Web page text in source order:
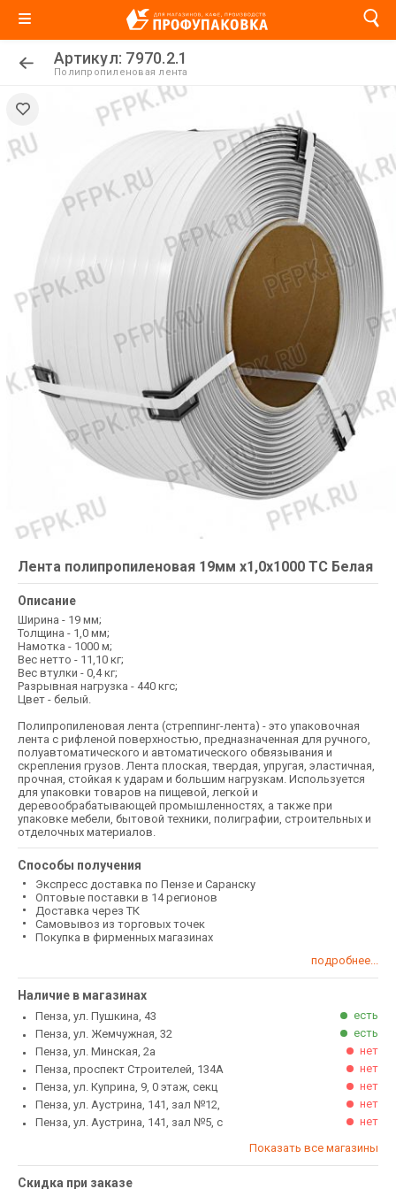
Артикул: 7970.2.1
Полипропиленовая лента
Лента полипропиленовая 19мм х1,0х1000 ТС Белая
Описание
Ширина - 19 мм;
Толщина - 1,0 мм;
Намотка - 1000 м;
Вес нетто - 11,10 кг;
Вес втулки - 0,4 кг;
Разрывная нагрузка - 440 кгс;
Цвет - белый.
Полипропиленовая лента (стреппинг-лента) - это упаковочная
лента с рифленой поверхностью, предназначенная для ручного,
полуавтоматического и автоматического обвязывания и
скрепления грузов. Лента плоская, твердая, упругая, эластичная,
прочная, стойкая к ударам и большим нагрузкам. Используется
для упаковки товаров на пищевой, легкой и
деревообрабатывающей промышленностях, а также при
упаковке мебели, бытовой техники, полиграфии, строительных и
отделочных материалов.
Способы получения
Экспресс доставка по Пензе и Саранску
Оптовые поставки в 14 регионов
Доставка через ТК
Самовывоз из торговых точек
Покупка в фирменных магазинах
подробнее...
Наличие в магазинах
Пенза, ул. Пушкина, 43
есть
Пенза, ул. Жемчужная, 32
есть
Пенза, ул. Минская, 2а
нет
Пенза, проспект Строителей, 134А
нет
Пенза, ул. Куприна, 9, 0 этаж, секц
нет
Пенза, ул. Аустрина, 141, зал №12,
нет
Пенза, ул. Аустрина, 141, зал №5, с
нет
Показать все магазины
Скидка при заказе